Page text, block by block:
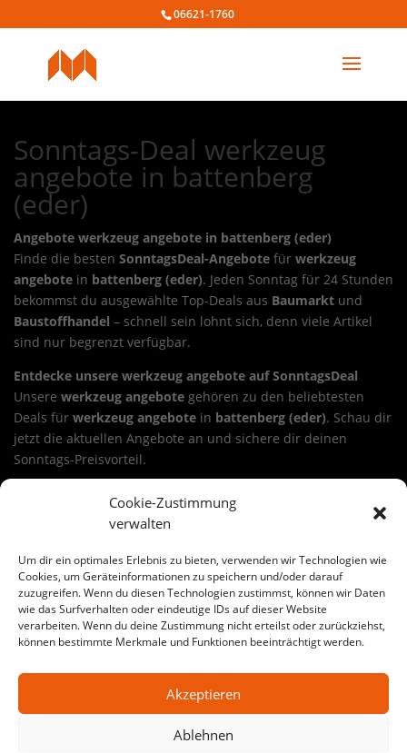
Cookie-Zustimmung
verwalten
Um dir ein optimales Erlebnis zu bieten, verwenden wir Technologien wie
Cookies, um Geräteinformationen zu speichern und/oder darauf
zuzugreifen. Wenn du diesen Technologien zustimmst, können wir Daten
wie das Surfverhalten oder eindeutige IDs auf dieser Website
verarbeiten. Wenn du deine Zustimmung nicht erteilst oder zurückziehst,
können bestimmte Merkmale und Funktionen beeinträchtigt werden.
Akzeptieren
Ablehnen
06621-1760
Sonntags-Deal werkzeug
angebote in battenberg
(eder)
Angebote werkzeug angebote in battenberg (eder)
Finde die besten SonntagsDeal-Angebote für werkzeug
angebote in battenberg (eder). Jeden Sonntag für 24 Stunden
bekommst du ausgewählte Top-Deals aus Baumarkt und
Baustoffhandel – schnell sein lohnt sich, denn viele Artikel
sind nur begrenzt verfügbar.
Entdecke unsere werkzeug angebote auf SonntagsDeal
Unsere werkzeug angebote gehören zu den beliebtesten
Deals für werkzeug angebote in battenberg (eder). Schau dir
jetzt die aktuellen Angebote an und sichere dir deinen
Sonntags-Preisvorteil.
Sichere dir ein Angebot aus unseren werkzeug angebote in
battenberg (eder)
Wähle deinen Deal, lege ihn in den Warenkorb und nutze die
24-Stunden-Aktion. Viele Angebote sind ideal für
Renovierung, Haus & Garten, Werkstatt oder Baustelle.
werkzeug angebotekann dabei je nach Warengruppe
variieren – von Werkzeug bis Baustoffe.
Auf SonntagsDeal findest du jede Woche wechselnde
werkzeug angebotein